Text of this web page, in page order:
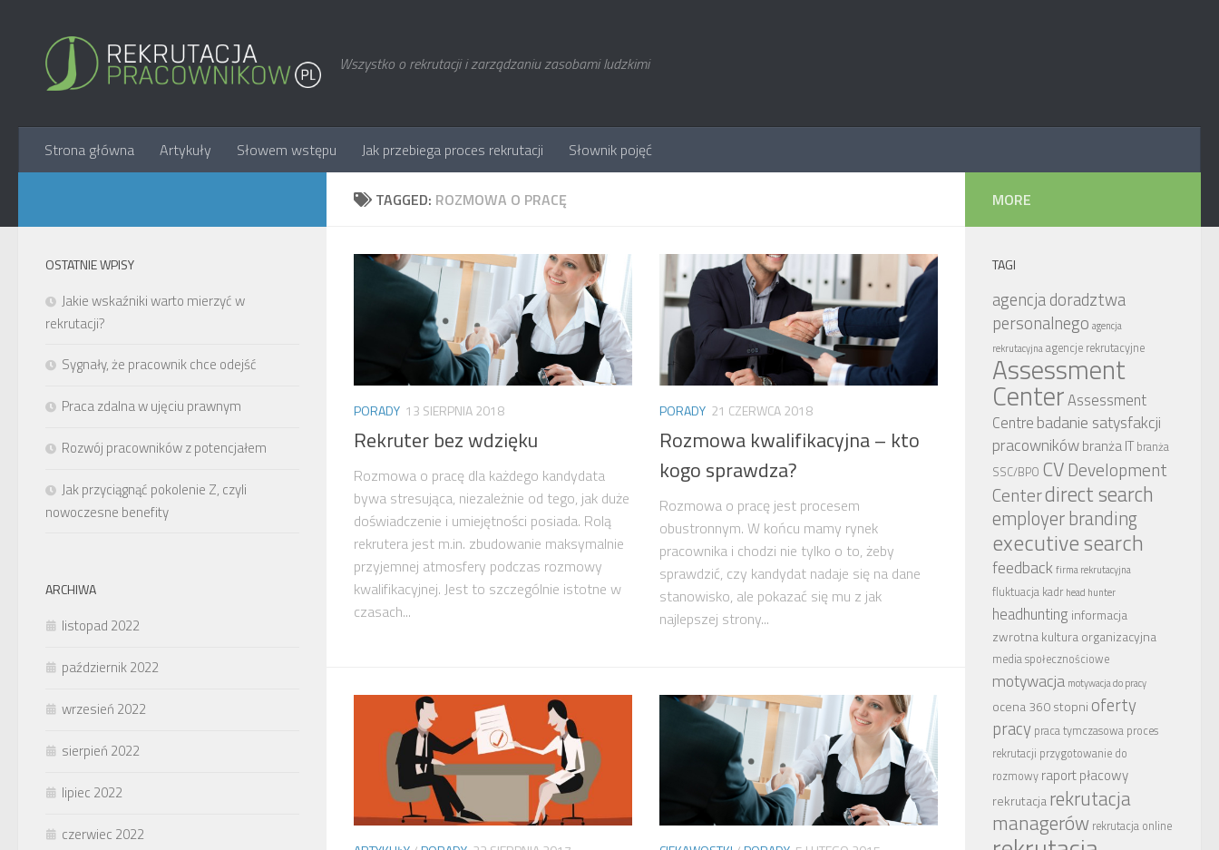
Wszystko o rekrutacji i zarządzaniu zasobami ludzkimi
Strona główna Artykuły Słowem wstępu Jak przebiega proces rekrutacji Słownik pojęć
TAGGED: ROZMOWA O PRACĘ
PORADY 13 SIERPNIA 2018
Rekruter bez wdzięku
Rozmowa o pracę dla każdego kandydata
bywa stresująca, niezależnie od tego, jak duże
doświadczenie i umiejętności posiada. Rolą
rekrutera jest m.in. zbudowanie maksymalnie
przyjemnej atmosfery podczas rozmowy
kwalifikacyjnej. Jest to szczególnie istotne w
czasach...
PORADY 21 CZERWCA 2018
Rozmowa kwalifikacyjna – kto
kogo sprawdza?
Rozmowa o pracę jest procesem
obustronnym. W końcu mamy rynek
pracownika i chodzi nie tylko o to, żeby
sprawdzić, czy kandydat nadaje się na dane
stanowisko, ale pokazać się mu z jak
najlepszej strony...
OSTATNIE WPISY
Jakie wskaźniki warto mierzyć w
rekrutacji?
Sygnały, że pracownik chce odejść
Praca zdalna w ujęciu prawnym
Rozwój pracowników z potencjałem
Jak przyciągnąć pokolenie Z, czyli
nowoczesne benefity
ARCHIWA
listopad 2022
październik 2022
wrzesień 2022
sierpień 2022
lipiec 2022
czerwiec 2022
MORE
TAGI
agencja doradztwa
personalnego agencja
rekrutacyjnaagencje rekrutacyjne
Assessment
CenterAssessment
Centre badanie satysfakcji
pracownikówbranża IT branża
SSC/BPO CV Development
Centerdirect search
employer branding
executive search
feedback firma rekrutacyjna
fluktuacja kadr head hunter
headhunting informacja
zwrotnakultura organizacyjna
media społecznościowe
motywacja motywacja do pracy
ocena 360 stopni oferty
pracy praca tymczasowa proces
rekrutacji przygotowanie do
rozmowy raport płacowy
rekrutacjarekrutacja
managerów rekrutacja online